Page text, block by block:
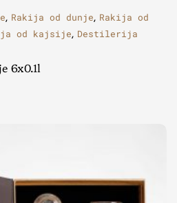
, Rakija od dunje, Rakija od
od kajsije, Destilerija
6x0.1l